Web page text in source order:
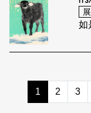
如
1 2 3